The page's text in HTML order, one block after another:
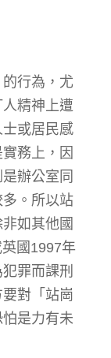
行為，尤
精神上遭
或居民感
務上，因
辦公室同
。所以站
如其他國
國1997年
罪而課刑
對「站崗
是力有未